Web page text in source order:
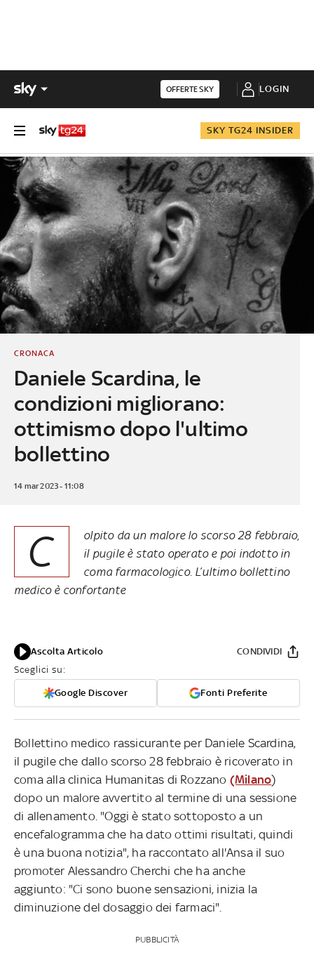
OFFERTE SKY LOGIN
SKY TG24 INSIDER
Daniele Scardina, le
condizioni migliorano:
ottimismo dopo l'ultimo
bollettino
CRONACA
14 mar 2023 - 11:08
C
olpito da un malore lo scorso 28 febbraio,
il pugile è stato operato e poi indotto in
coma farmacologico. L’ultimo bollettino
medico è confortante
Ascolta Articolo
Sceglici su:
Google Discover Fonti Preferite
CONDIVIDI
Bollettino medico rassicurante per Daniele Scardina,
il pugile che dallo scorso 28 febbraio è ricoverato in
coma alla clinica Humanitas di Rozzano (Milano)
dopo un malore avvertito al termine di una sessione
di allenamento. "Oggi è stato sottoposto a un
encefalogramma che ha dato ottimi risultati, quindi
è una buona notizia", ha raccontato all'Ansa il suo
promoter Alessandro Cherchi che ha anche
aggiunto: "Ci sono buone sensazioni, inizia la
diminuzione del dosaggio dei farmaci".
PUBBLICITÀ